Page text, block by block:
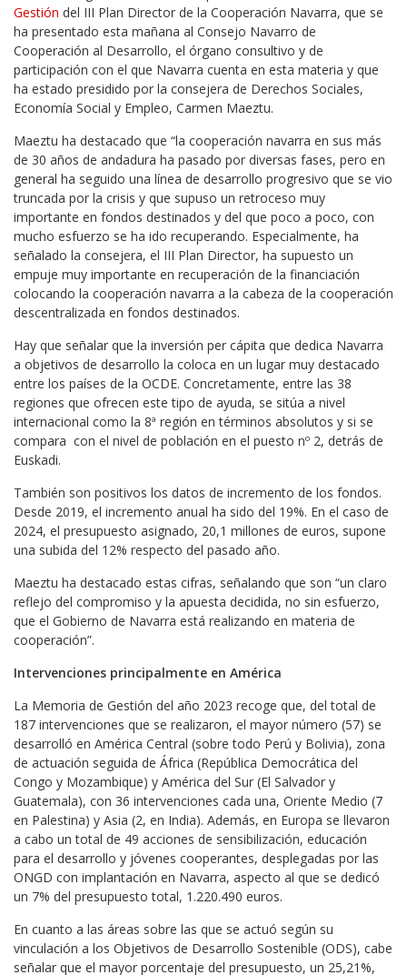
Gestión del III Plan Director de la Cooperación Navarra, que se
ha presentado esta mañana al Consejo Navarro de
Cooperación al Desarrollo, el órgano consultivo y de
participación con el que Navarra cuenta en esta materia y que
ha estado presidido por la consejera de Derechos Sociales,
Economía Social y Empleo, Carmen Maeztu.
Maeztu ha destacado que “la cooperación navarra en sus más
de 30 años de andadura ha pasado por diversas fases, pero en
general ha seguido una línea de desarrollo progresivo que se vio
truncada por la crisis y que supuso un retroceso muy
importante en fondos destinados y del que poco a poco, con
mucho esfuerzo se ha ido recuperando. Especialmente, ha
señalado la consejera, el III Plan Director, ha supuesto un
empuje muy importante en recuperación de la financiación
colocando la cooperación navarra a la cabeza de la cooperación
descentralizada en fondos destinados.
Hay que señalar que la inversión per cápita que dedica Navarra
a objetivos de desarrollo la coloca en un lugar muy destacado
entre los países de la OCDE. Concretamente, entre las 38
regiones que ofrecen este tipo de ayuda, se sitúa a nivel
internacional como la 8ª región en términos absolutos y si se
compara con el nivel de población en el puesto nº 2, detrás de
Euskadi.
También son positivos los datos de incremento de los fondos.
Desde 2019, el incremento anual ha sido del 19%. En el caso de
2024, el presupuesto asignado, 20,1 millones de euros, supone
una subida del 12% respecto del pasado año.
Maeztu ha destacado estas cifras, señalando que son “un claro
reflejo del compromiso y la apuesta decidida, no sin esfuerzo,
que el Gobierno de Navarra está realizando en materia de
cooperación”.
Intervenciones principalmente en América
La Memoria de Gestión del año 2023 recoge que, del total de
187 intervenciones que se realizaron, el mayor número (57) se
desarrolló en América Central (sobre todo Perú y Bolivia), zona
de actuación seguida de África (República Democrática del
Congo y Mozambique) y América del Sur (El Salvador y
Guatemala), con 36 intervenciones cada una, Oriente Medio (7
en Palestina) y Asia (2, en India). Además, en Europa se llevaron
a cabo un total de 49 acciones de sensibilización, educación
para el desarrollo y jóvenes cooperantes, desplegadas por las
ONGD con implantación en Navarra, aspecto al que se dedicó
un 7% del presupuesto total, 1.220.490 euros.
En cuanto a las áreas sobre las que se actuó según su
vinculación a los Objetivos de Desarrollo Sostenible (ODS), cabe
señalar que el mayor porcentaje del presupuesto, un 25,21%,